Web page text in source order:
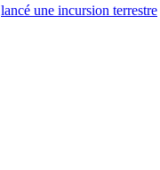
lancé une incursion terrestre